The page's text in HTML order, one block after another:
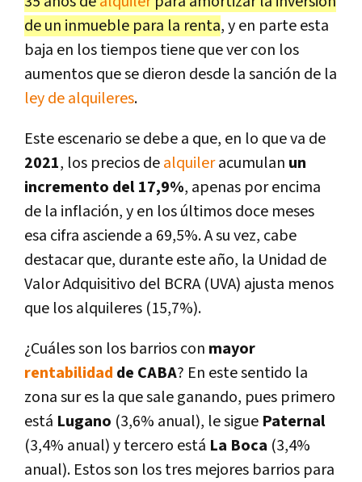
de un inmueble para la renta, y en parte esta
baja en los tiempos tiene que ver con los
aumentos que se dieron desde la sanción de la
ley de alquileres.
Este escenario se debe a que, en lo que va de
2021, los precios dealquileracumulan un
incremento del 17,9%, apenas por encima
de la inflación, y en los últimos doce meses
esa cifra asciende a 69,5%. A su vez, cabe
destacar que, durante este año, la Unidad de
Valor Adquisitivo del BCRA (UVA) ajusta menos
que los alquileres (15,7%).
¿Cuáles son los barrios con mayor
rentabilidad de CABA? En este sentido la
zona sur es la que sale ganando, pues primero
está Lugano (3,6% anual), le sigue Paternal
(3,4% anual) y tercero está La Boca (3,4%
anual). Estos son los tres mejores barrios para